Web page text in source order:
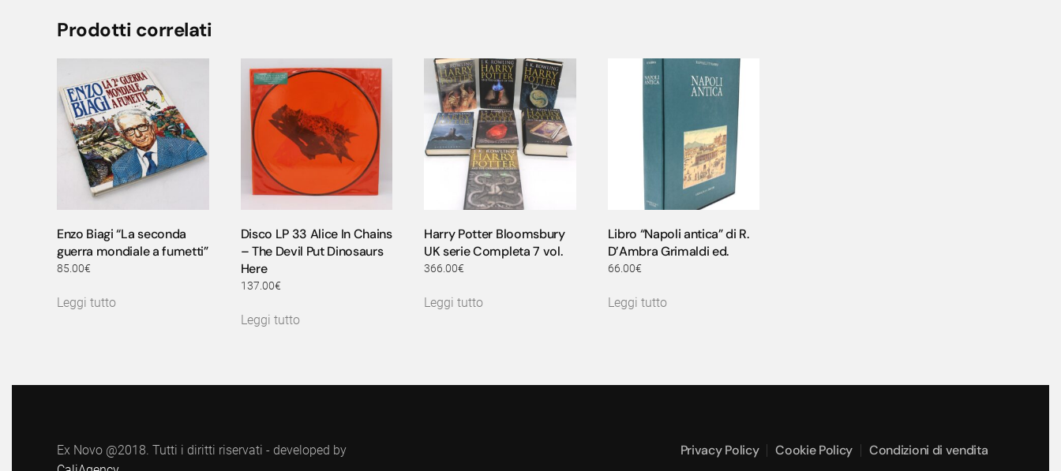
Prodotti correlati
Enzo Biagi “La seconda
guerra mondiale a fumetti”
85.00€
Leggi tutto
Disco LP 33 Alice In Chains
– The Devil Put Dinosaurs
Here
137.00€
Leggi tutto
Harry Potter Bloomsbury
UK serie Completa 7 vol.
366.00€
Leggi tutto
Libro “Napoli antica” di R.
D’Ambra Grimaldi ed.
66.00€
Leggi tutto
Ex Novo @2018. Tutti i diritti riservati - developed by
Privacy Policy Cookie Policy Condizioni di vendita